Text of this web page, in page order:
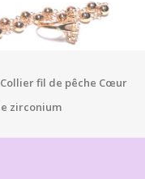
fil de pêche Cœur
zirconium